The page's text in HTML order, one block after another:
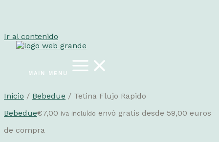
Ir al contenido
MAIN MENU
Inicio / Bebedue / Tetina Flujo Rapido
Bebedue€7,00 iva incluído envó gratis desde 59,00 euros
de compra